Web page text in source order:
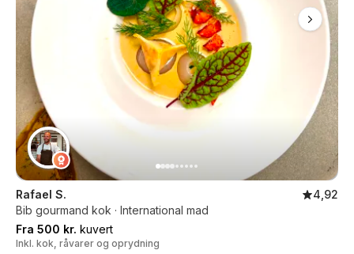
Rafael S.
4,92
Bib gourmand kok · International mad
Fra 500 kr. kuvert
Inkl. kok, råvarer og oprydning